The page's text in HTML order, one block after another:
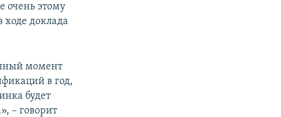
очень этому
ходе доклада
момент
в год,
будет
– говорит